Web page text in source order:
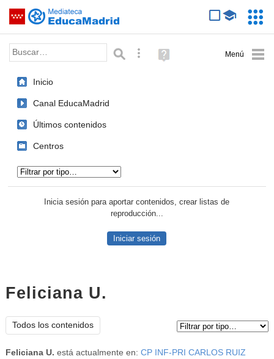
Saltar navegación
Palabra o frase: Búsqueda avanzada
Ayuda
(en
Inicio
Canal EducaMadrid
Últimos contenidos
Centros
Inicia sesión para aportar contenidos, crear listas de
reproducción...
Iniciar sesión
Feliciana U.
Todos los contenidos
Feliciana U. está actualmente en: CP INF-PRI CARLOS RUIZ